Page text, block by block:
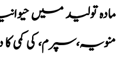
مادہ تولید میں
منویہ،سپرم، کی کمی